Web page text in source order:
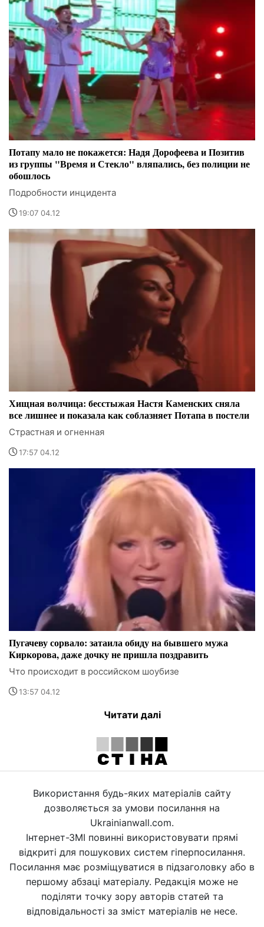
Потапу мало не покажется: Надя Дорофеева и Позитив
из группы "Время и Стекло" вляпались, без полиции не
обошлось
Подробности инцидента
19:07 04.12
Хищная волчица: бесстыжая Настя Каменских сняла
все лишнее и показала как соблазняет Потапа в постели
Страстная и огненная
17:57 04.12
Пугачеву сорвало: затаила обиду на бывшего мужа
Киркорова, даже дочку не пришла поздравить
Что происходит в российском шоубизе
13:57 04.12
Читати далі
Використання будь-яких матеріалів сайту
дозволяється за умови посилання на
Ukrainianwall.com.
Інтернет-ЗМІ повинні використовувати прямі
відкриті для пошукових систем гіперпосилання.
Посилання має розміщуватися в підзаголовку або в
першому абзаці матеріалу. Редакція може не
поділяти точку зору авторів статей та
відповідальності за зміст матеріалів не несе.